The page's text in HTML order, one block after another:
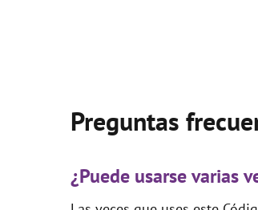
Preguntas
¿Puede usarse varias